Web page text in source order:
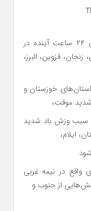
بر اساس تحلیل آخرین نقشه‌های پیش‌یابی طی ۲۴ ساعت آینده در
قزوین، البرز،
خوزستان و
موقت،
سبب وزش باد شدید
ایلام،
واقع در نیمه غربی
از جنوب و